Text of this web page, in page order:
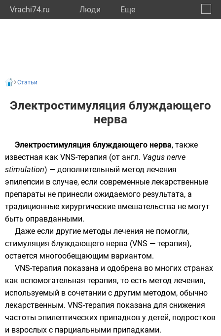
Vrachi74.ru Люди Eще
Статьи
Электростимуляция блуждающего
нерва
Электростимуляция блуждающего нерва, также
известная как VNS-терапия (от англ. Vagus nerve
stimulation) — дополнительный метод лечения
эпилепсии в случае, если современные лекарственные
препараты не принесли ожидаемого результата, а
традиционные хирургические вмешательства не могут
быть оправданными.
Даже если другие методы лечения не помогли,
стимуляция блуждающего нерва (VNS — терапия),
остается многообещающим вариантом.
VNS-терапия показана и одобрена во многих странах
как вспомогательная терапия, то есть метод лечения,
используемый в сочетании с другим методом, обычно
лекарственным. VNS-терапия показана для снижения
частоты эпилептических припадков у детей, подростков
и взрослых с парциальными припадками.